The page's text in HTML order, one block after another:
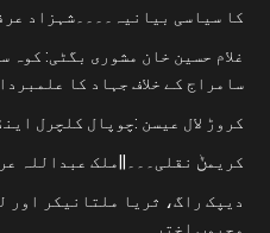
کا سیاسی بیانیہ۔۔۔۔شہزاد
غلام حسین خان مشوری بگٹی:
سامراج کے خلاف جہاد کا
کروڑ لال عیسن :چوپال کلچرل
کریمݨ نقلی۔۔۔||ملک عبداللہ
دیپک راگ، ثریا ملتانیکر اور
محبوب اختر